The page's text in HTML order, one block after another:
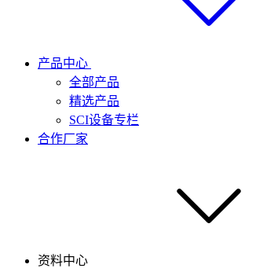
产品中心
全部产品
精选产品
SCI设备专栏
合作厂家
资料中心